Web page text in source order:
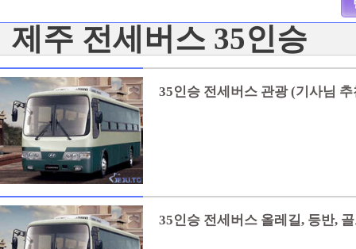
- 제주도버스여행 이용시 노팁
1인당 1만원 별도입니다. ( 버스
다.)
- 제주전세버스 이용시 기사님
일 5만원의 수고비 별도입니다. (
- 제주택시투어 이용시 기사님
일 3만원의 수고비 별도입니다. (
- 제주택시투어는 제주관광지를
제주 전세버스 35인승
35인승 전세버스 관광 (기사님
35인승 전세버스 올레길, 등반,